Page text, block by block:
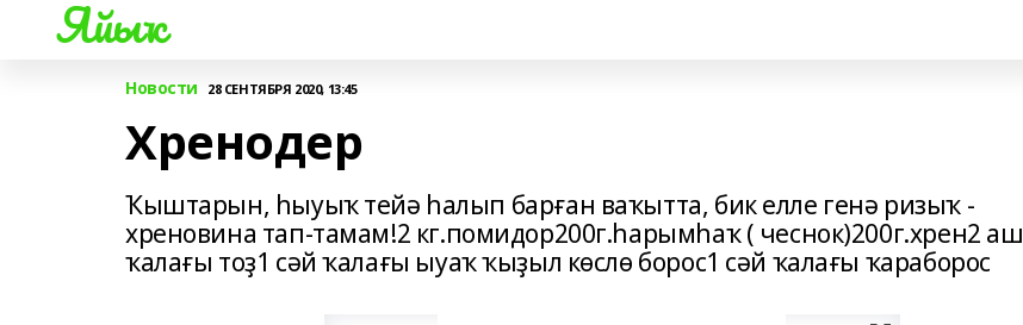
Яйыҡ
Новости 28 СЕНТЯБРЯ 2020, 13:45
Хренодер
Ҡыштарын, һыуыҡ тейә һалып барған ваҡытта, бик елле генә ризыҡ -
хреновина тап-тамам!2 кг.помидор200г.һарымһаҡ ( чеснок)200г.хрен2 аш
ҡалағы тоҙ1 сәй ҡалағы ыуаҡ ҡыҙыл көслө борос1 сәй ҡалағы ҡараборос